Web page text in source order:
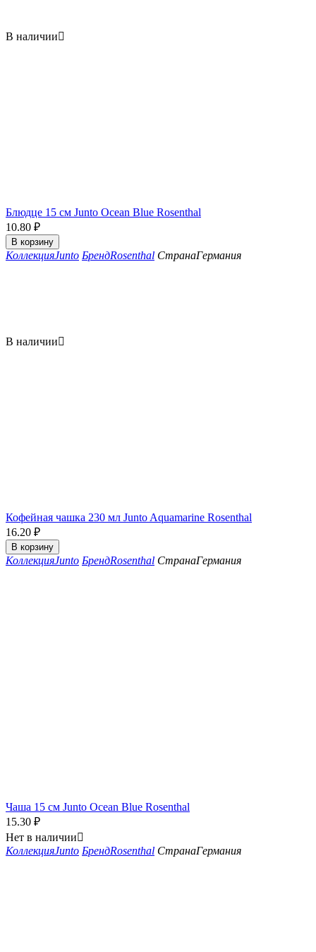
В наличии
Блюдце 15 см Junto Ocean Blue Rosenthal
10.80 ₽
В корзину
КоллекцияJunto БрендRosenthal СтранаГермания
В наличии
Кофейная чашка 230 мл Junto Aquamarine Rosenthal
16.20 ₽
В корзину
КоллекцияJunto БрендRosenthal СтранаГермания
Чаша 15 см Junto Ocean Blue Rosenthal
15.30 ₽
Нет в наличии
КоллекцияJunto БрендRosenthal СтранаГермания